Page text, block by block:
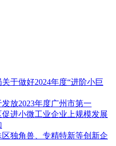
于做好2024年度“进阶小巨
放2023年度广州市第一
进小微工业企业上规模发展
独角兽、专精特新等创新企